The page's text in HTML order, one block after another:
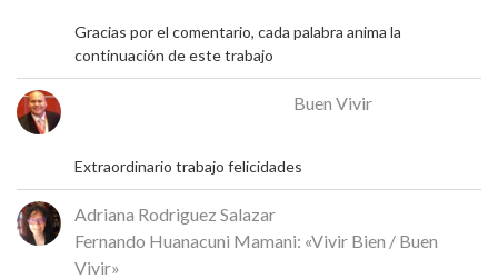
Gracias por el comentario, cada palabra anima la
continuación de este trabajo
Buen Vivir
Extraordinario trabajo felicidades
Adriana Rodriguez Salazar
Fernando Huanacuni Mamani: «Vivir Bien / Buen
Vivir»